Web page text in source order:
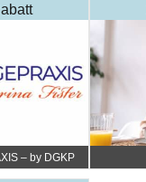
– by DGKP
Fister